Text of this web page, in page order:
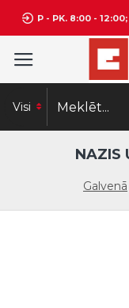
P - PK. 8:00 -
Visi
Galvenā
NAZIS